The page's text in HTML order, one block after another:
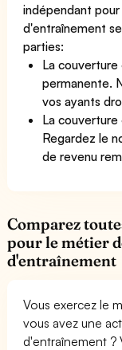
indépendant
d'entraînement
parties:
La
permanente.
vos ayants
La couverture
Regardez le
de revenu
Comparez
pour le métier
d'entraînement
Vous exercez le
vous avez une
d'entraînement ?